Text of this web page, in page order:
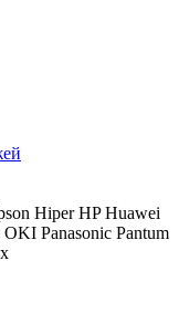
Hiper HP Huawei
OKI Panasonic Pantum